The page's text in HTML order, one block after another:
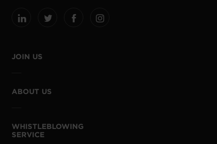
JOIN US
ABOUT US
WHISTLEBLOWING
SERVICE